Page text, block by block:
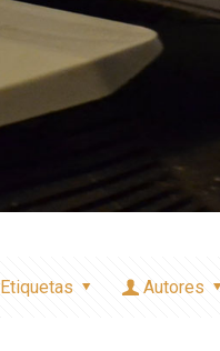
Etiquetas Autores